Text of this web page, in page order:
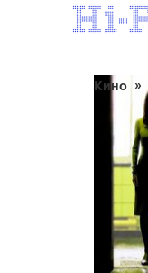
Кино